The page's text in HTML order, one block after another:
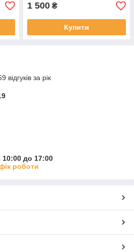
1 500 ₴
Купити
за рік
10:00 до 17:00
роботи